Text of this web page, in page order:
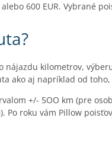
600 EUR. Vybrané
kilometrov,
ako aj napríklad od
+/- 5OO km (pre
roku vám Pillow